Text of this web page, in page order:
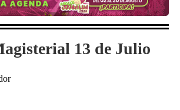
13 de Julio